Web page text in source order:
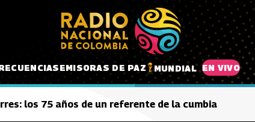
EMISORAS DE PAZ MUNDIAL EN VIVO
los 75 años de un referente de la cumbia